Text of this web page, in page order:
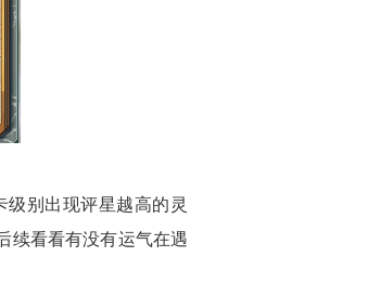
别出现评星越高的灵
续看看有没有运气在遇